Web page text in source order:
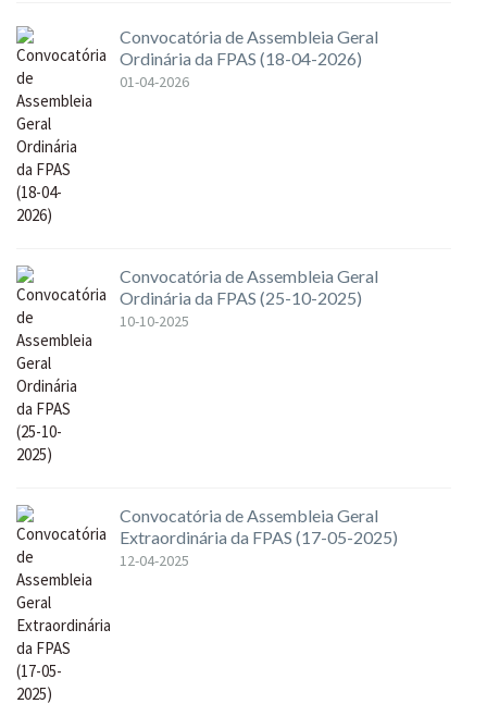
Convocatória de Assembleia Geral
Ordinária da FPAS (18-04-2026)
01-04-2026
Convocatória de Assembleia Geral
Ordinária da FPAS (25-10-2025)
10-10-2025
Convocatória de Assembleia Geral
Extraordinária da FPAS (17-05-2025)
12-04-2025